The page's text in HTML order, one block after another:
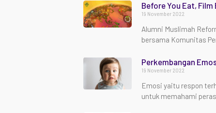
Before You Eat,
19 November 2022
Alumni Muslimah
bersama Komunitas
Perkembangan
19 November 2022
Emosi yaitu respon
untuk memahami